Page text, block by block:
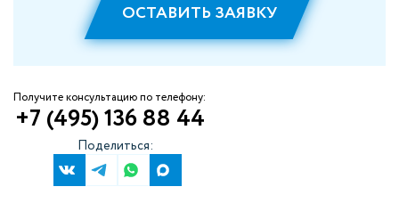
ОСТАВИТЬ ЗАЯВКУ
Получите консультацию по телефону:
+7 (495) 136 88 44
Поделиться: